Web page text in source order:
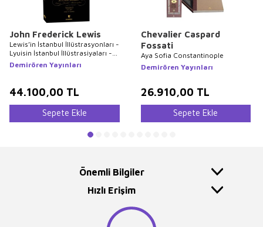
John Frederick Lewis
Lewis’in İstanbul İllüstrasyonları -
Lyuisin İstanbul İllüstrasiyaları -
Lewis`s Illustrations of
Constantinople
Demirören Yayınları
44.100,00 TL
Sepete Ekle
Chevalier Caspard
Fossati
Aya Sofia Constantinople
Demirören Yayınları
26.910,00 TL
Sepete Ekle
Önemli Bilgiler
Hızlı Erişim